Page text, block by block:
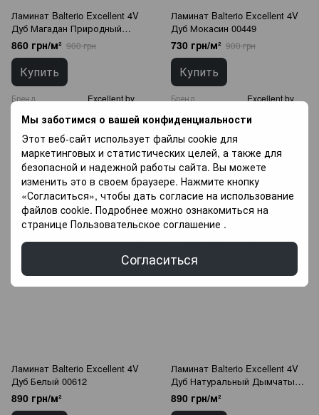
Мы заботимся о вашей конфиденциальности
Этот веб-сайт использует файлы cookie для
маркетинговых и статистических целей, а также для
безопасной и надежной работы сайта. Вы можете
изменить это в своем браузере. Нажмите кнопку
«Согласиться», чтобы дать согласие на использование
файлов cookie. Подробнее можно ознакомиться на
странице Пользовательское соглашение .
Согласиться
Ламинат Balterio Excellent 4V
Дуб Магадан Природный
00607
860 грн/м² 900 грн
Купить
Бренд
Excellent by
Класс
износостойкости
33 класс
Толщина
8 мм
Страна
производитель
Бельгия
Ламинат Balterio Excellent 4V
Дуб Мокасин 00449
730 грн/м² 900 грн
Купить
Бренд
Excellent by
Класс
износостойкости
33 класс
Толщина
8 мм
Страна
производитель
Бельгия
ТОВАР В НАЛИЧИИ
Ламинат Balterio Excellent 4V
Дуб Белый 00612
890 грн/м²
ТОВАР В НАЛИЧИИ
Ламинат Balterio Excellent 4V
Дуб Натуральный Дымчатый
00600
890 грн/м²